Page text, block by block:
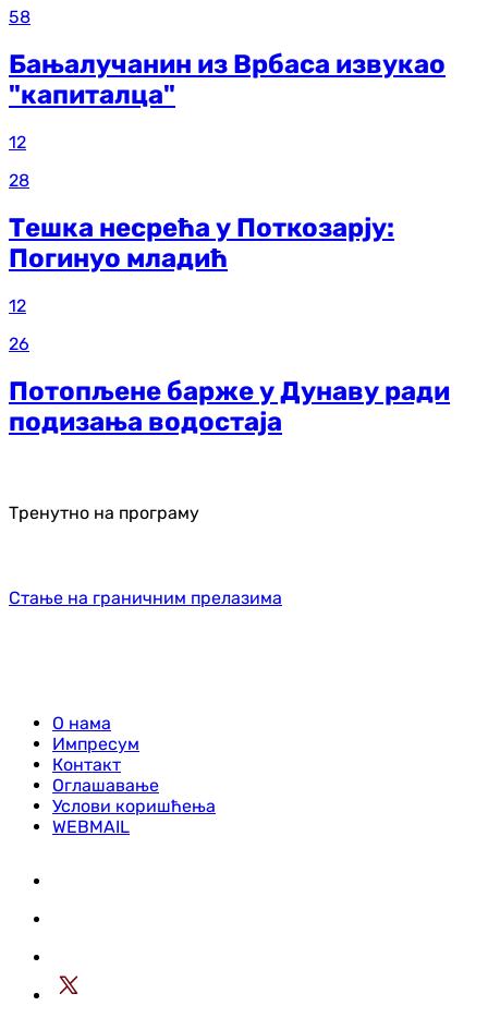
58
Бањалучанин из Врбаса извукао
"капиталца"
12
28
Тешка несрећа у Поткозарју:
Погинуо младић
12
26
Потопљене барже у Дунаву ради
подизања водостаја
Тренутно на програму
Стање на граничним прелазима
О нама
Импресум
Контакт
Оглашавање
Услови коришћења
WEBMAIL